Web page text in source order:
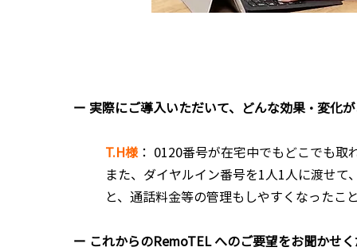
ー 実際にご導入いただいて、どんな効果・変化
T.H様 ： 0120番号が在宅中でもどこでも
また、ダイヤルイン番号を1人1人に渡せ
と、通話料金等の管理もしやすくなったこ
ー これからのRemoTEL へのご要望をお聞かせ